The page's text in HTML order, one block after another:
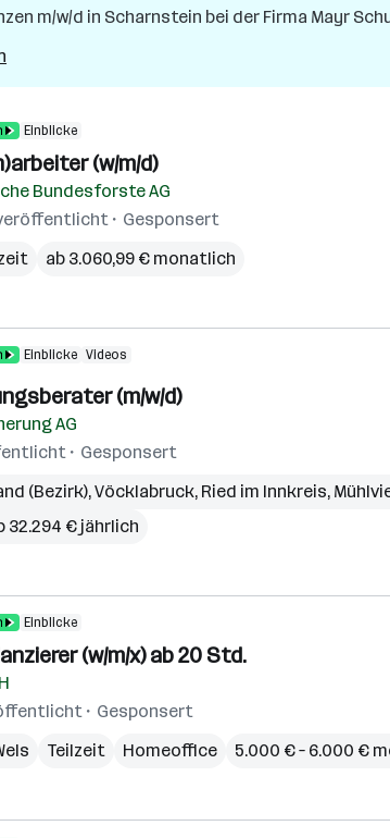
m/w/d in Scharnstein bei der Firma Mayr
Einblicke
(w/m/d)
Bundesforste AG
Gesponsert
ab 3.060,99 € monatlich
Einblicke Videos
(m/w/d)
AG
Gesponsert
(Bezirk),Vöcklabruck, Ried im Innkreis,
32.294 € jährlich
Einblicke
(w/m/x) ab 20 Std.
Gesponsert
Teilzeit Homeoffice 5.000 € – 6.000 €